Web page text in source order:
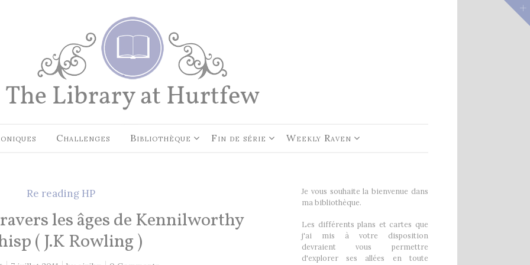
EN CE MOMENT, JE LIS…
Les Cités des Anciens, Intégrale 1
byRobin Hobb
Fantasy Art: Peindre Un Univers De
The Art of Heikala: Works and
RECHERCHE
Challenges Bibliothèque Fin de série Weekly Raven
Re reading HP
les âges de Kennilworthy
( J.K Rowling )
Je vous souhaite la bienvenue dans
ma bibliothèque.
Les différents plans et cartes que
j'ai mis à votre disposition
devraient vous permettre
d'explorer ses allées en toute